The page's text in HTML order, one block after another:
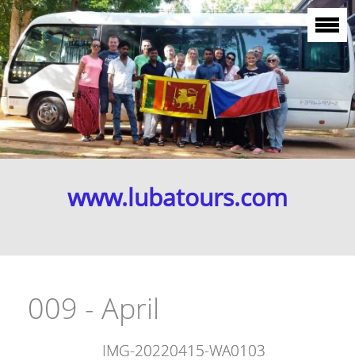
www.lubatours.com
009 - April
IMG-20220415-WA0103